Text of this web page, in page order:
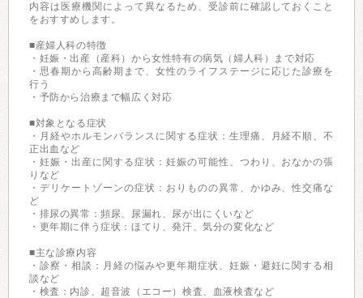
内容は医療機関によって異なるため、受診前に確認しておくこと
をおすすめします。
■産婦人科の特徴
・妊娠・出産（産科）から女性特有の病気（婦人科）まで対応
・思春期から高齢期まで、女性のライフステージに応じた診療を
行う
・予防から治療まで幅広く対応
■対象となる症状
・月経やホルモンバランスに関する症状：生理痛、月経不順、不
正出血など
・妊娠・出産に関する症状：妊娠の可能性、つわり、おなかの張
りなど
・デリケートゾーンの症状：おりものの異常、かゆみ、性交痛な
ど
・排尿の異常：頻尿、尿漏れ、尿が出にくいなど
・更年期に伴う症状：ほてり、発汗、気分の変化など
■主な診療内容
・診察・相談：月経の悩みや更年期症状、妊娠・避妊に関する相
談など
・検査：内診、超音波（エコー）検査、血液検査など